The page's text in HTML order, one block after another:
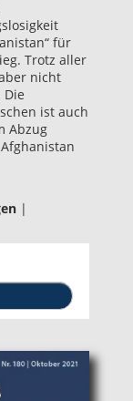
für
Trotz aller
nicht
ist auch
Abzug
|